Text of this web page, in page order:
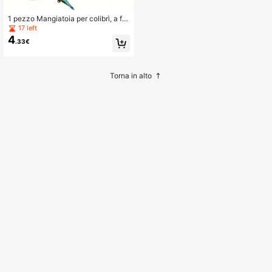
1 pezzo Mangiatoia per colibrì, a for
ma floreale circolare, design a triplo
foro, in plastica durevole
17 left
4.33€
Torna in alto